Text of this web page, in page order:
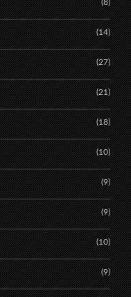
(8)
(14)
(27)
(21)
(18)
(10)
(9)
(9)
(10)
(9)